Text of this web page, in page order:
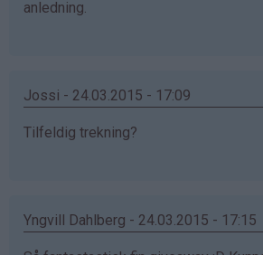
anledning.
Jossi - 24.03.2015 - 17:09
Tilfeldig trekning?
Yngvill Dahlberg - 24.03.2015 - 17:15